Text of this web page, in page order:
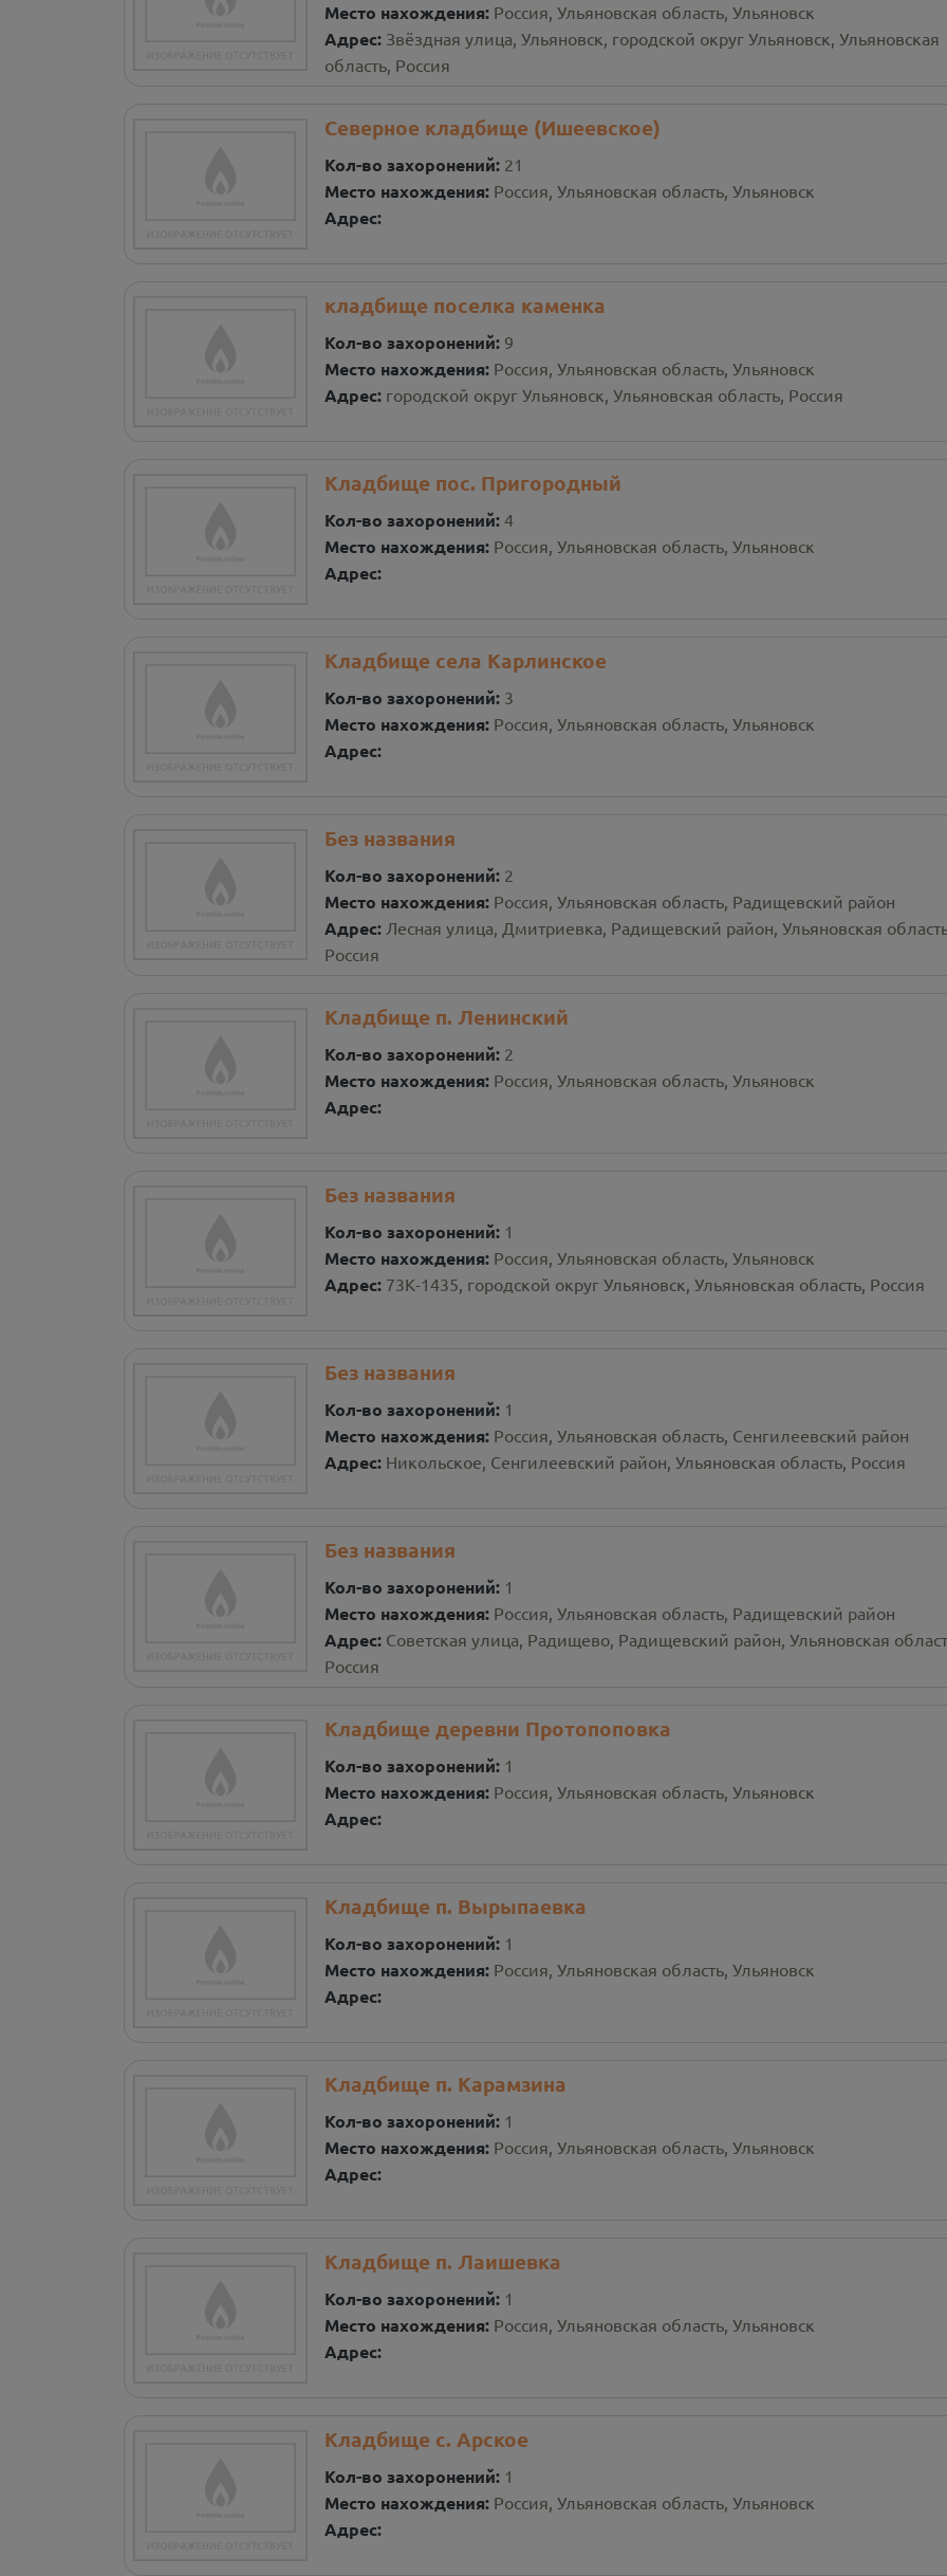
Место нахождения: Россия, Ульяновская область, Ульяновск
Адрес: Звёздная улица, Ульяновск, городской округ Ульяновск, Ульяновская
область, Россия
Северное кладбище (Ишеевское)
Кол-во захоронений: 21
Место нахождения: Россия, Ульяновская область, Ульяновск
Адрес:
кладбище поселка каменка
Кол-во захоронений: 9
Место нахождения: Россия, Ульяновская область, Ульяновск
Адрес: городской округ Ульяновск, Ульяновская область, Россия
Кладбище пос. Пригородный
Кол-во захоронений: 4
Место нахождения: Россия, Ульяновская область, Ульяновск
Адрес:
Кладбище села Карлинское
Кол-во захоронений: 3
Место нахождения: Россия, Ульяновская область, Ульяновск
Адрес:
Без названия
Кол-во захоронений: 2
Место нахождения: Россия, Ульяновская область, Радищевский район
Адрес: Лесная улица, Дмитриевка, Радищевский район, Ульяновская
Россия
Кладбище п. Ленинский
Кол-во захоронений: 2
Место нахождения: Россия, Ульяновская область, Ульяновск
Адрес:
Без названия
Кол-во захоронений: 1
Место нахождения: Россия, Ульяновская область, Ульяновск
Адрес: 73К-1435, городской округ Ульяновск, Ульяновская область, Россия
Без названия
Кол-во захоронений: 1
Место нахождения: Россия, Ульяновская область, Сенгилеевский район
Адрес: Никольское, Сенгилеевский район, Ульяновская область, Россия
Без названия
Кол-во захоронений: 1
Место нахождения: Россия, Ульяновская область, Радищевский район
Адрес: Советская улица, Радищево, Радищевский район, Ульяновская
Россия
Кладбище деревни Протопоповка
Кол-во захоронений: 1
Место нахождения: Россия, Ульяновская область, Ульяновск
Адрес:
Кладбище п. Вырыпаевка
Кол-во захоронений: 1
Место нахождения: Россия, Ульяновская область, Ульяновск
Адрес:
Кладбище п. Карамзина
Кол-во захоронений: 1
Место нахождения: Россия, Ульяновская область, Ульяновск
Адрес:
Кладбище п. Лаишевка
Кол-во захоронений: 1
Место нахождения: Россия, Ульяновская область, Ульяновск
Адрес:
Кладбище с. Арское
Кол-во захоронений: 1
Место нахождения: Россия, Ульяновская область, Ульяновск
Адрес: